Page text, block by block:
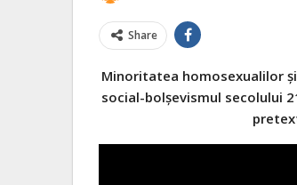
Share
Minoritatea homosexualilor
social-bolșevismul secolului